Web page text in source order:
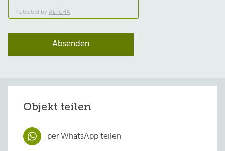
Protected byALTCHA
Objekt teilen
per WhatsApp teilen